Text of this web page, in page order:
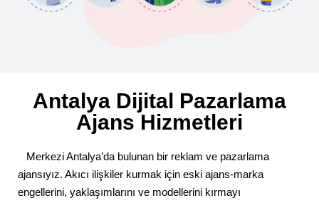
Antalya Dijital Pazarlama
Ajans Hizmetleri
Merkezi Antalya’da bulunan bir reklam ve pazarlama
ajansıyız. Akıcı ilişkiler kurmak için eski ajans-marka
engellerini, yaklaşımlarını ve modellerini kırmayı